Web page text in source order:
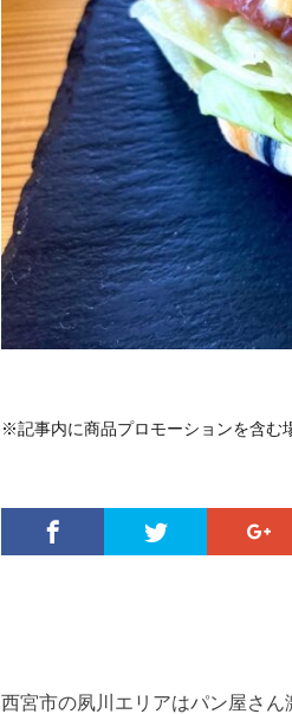
※記事内に商品プロモーションを含む
西宮市の夙川エリアはパン屋さ